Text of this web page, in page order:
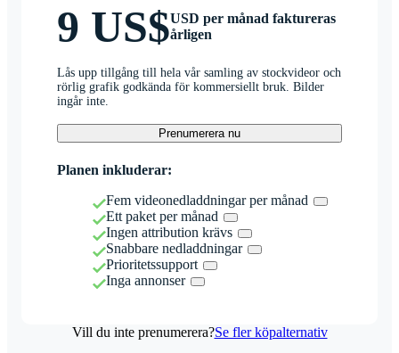
9 US$USD per månad faktureras
årligen
Lås upp tillgång till hela vår samling av stockvideor och
rörlig grafik godkända för kommersiellt bruk. Bilder
ingår inte.
Prenumerera nu
Planen inkluderar:
Fem videonedladdningar per månad
Ett paket per månad
Ingen attribution krävs
Snabbare nedladdningar
Prioritetssupport
Inga annonser
Vill du inte prenumerera?Se fler köpalternativ